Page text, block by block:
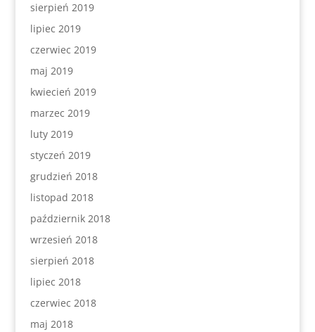
sierpień 2019
lipiec 2019
czerwiec 2019
maj 2019
kwiecień 2019
marzec 2019
luty 2019
styczeń 2019
grudzień 2018
listopad 2018
październik 2018
wrzesień 2018
sierpień 2018
lipiec 2018
czerwiec 2018
maj 2018